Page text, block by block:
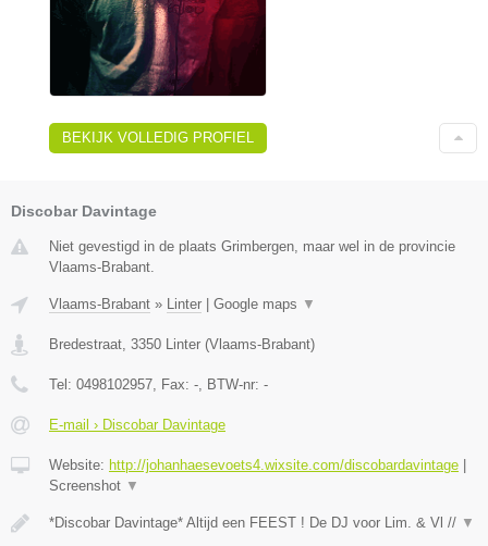
BEKIJK VOLLEDIG PROFIEL
Discobar Davintage
Niet gevestigd in de plaats Grimbergen, maar wel in de provincie
Vlaams-Brabant.
Vlaams-Brabant » Linter Google maps ▼
Bredestraat, 3350 Linter (Vlaams-Brabant)
Tel: 0498102957, Fax: -, BTW-nr: -
E-mail › Discobar Davintage
Website: http://johanhaesevoets4.wixsite.com/discobardavintage
Screenshot ▼
*Discobar Davintage* Altijd een FEEST ! De DJ voor Lim. & Vl // ▼